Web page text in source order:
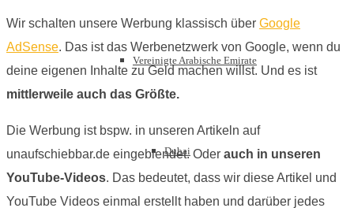
Vereinigte Arabische Emirate
Dubai
Wir schalten unsere Werbung klassisch über Google
AdSense. Das ist das Werbenetzwerk von Google, wenn du
deine eigenen Inhalte zu Geld machen willst. Und es ist
mittlerweile auch das Größte.
Die Werbung ist bspw. in unseren Artikeln auf
unaufschiebbar.de eingeblendet. Oder auch in unseren
YouTube-Videos. Das bedeutet, dass wir diese Artikel und
YouTube Videos einmal erstellt haben und darüber jedes